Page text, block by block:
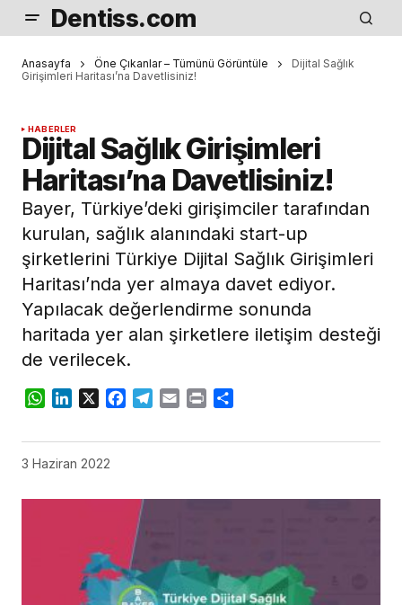
Dentiss.com
Anasayfa Öne Çıkanlar – Tümünü Görüntüle
Dijital Sağlık
Girişimleri Haritası’na Davetlisiniz!
HABERLER
Dijital Sağlık Girişimleri
Haritası’na Davetlisiniz!
Bayer, Türkiye’deki girişimciler tarafından
kurulan, sağlık alanındaki start-up
şirketlerini Türkiye Dijital Sağlık Girişimleri
Haritası’nda yer almaya davet ediyor.
Yapılacak değerlendirme sonunda
haritada yer alan şirketlere iletişim desteği
de verilecek.
WhatsApp
LinkedIn
X Facebook
Telegram
Email Print
3 Haziran 2022